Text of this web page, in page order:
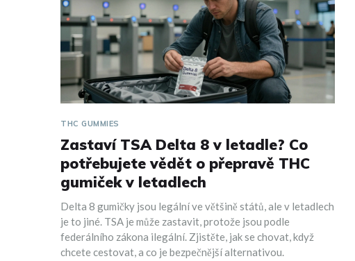
THC GUMMIES
Zastaví TSA Delta 8 v letadle? Co
potřebujete vědět o přepravě THC
gumiček v letadlech
Delta 8 gumičky jsou legální ve většině států, ale v letadlech
je to jiné. TSA je může zastavit, protože jsou podle
federálního zákona ilegální. Zjistěte, jak se chovat, když
chcete cestovat, a co je bezpečnější alternativou.